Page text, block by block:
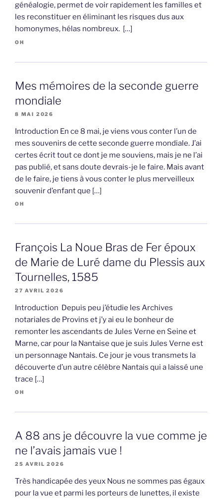
généalogie, permet de voir rapidement les familles et
les reconstituer en éliminant les risques dus aux
homonymes, hélas nombreux. […]
OH
Mes mémoires de la seconde guerre
mondiale
8 MAI 2026
Introduction En ce 8 mai, je viens vous conter l’un de
mes souvenirs de cette seconde guerre mondiale. J’ai
certes écrit tout ce dont je me souviens, mais je ne l’ai
pas publié, et sans doute devrais-je le faire. Mais avant
de le faire, je tiens à vous conter le plus merveilleux
souvenir d’enfant que […]
OH
François La Noue Bras de Fer époux
de Marie de Luré dame du Plessis aux
Tournelles, 1585
27 AVRIL 2026
Introduction Depuis peu j’étudie les Archives
notariales de Provins et j’y ai eu le bonheur de
remonter les ascendants de Jules Verne en Seine et
Marne, car pour la Nantaise que je suis Jules Verne est
un personnage Nantais. Ce jour je vous transmets la
découverte d’un autre célèbre Nantais qui a laissé une
trace […]
OH
A 88 ans je découvre la vue comme je
ne l’avais jamais vue !
25 AVRIL 2026
Très handicapée des yeux Nous ne sommes pas égaux
pour la vue et parmi les porteurs de lunettes, il existe